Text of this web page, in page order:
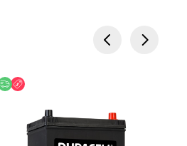
უფასო მიწოდება